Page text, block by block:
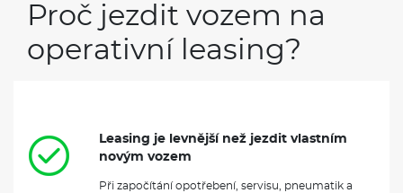
Proč jezdit vozem na
operativní leasing?
Leasing je levnější než jezdit vlastním
novým vozem
Při započítání opotřebení, servisu, pneumatik a